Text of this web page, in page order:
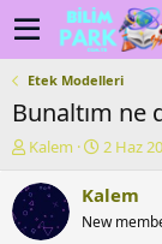
Etek Modelleri
Bunaltım ne
K
n
u
y
Kalem
B
ş
a
2 Haz
Kalem
New